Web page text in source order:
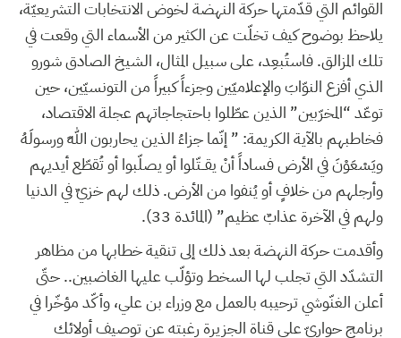
القوائم التي قدّمتها حركة النهضة لخوض الانتخابات التشريعيّة،
يلاحظ بوضوح كيف تخلّت عن الكثير من الأسماء التي وقعت في
تلك المزالق. فاستُبعِد، على سبيل المثال، الشيخ الصادق شورو
الذي أفزع النوّابَ والإعلاميّين وجزءاً كبيراً من التونسيّين، حين
توعّد “المخرّبين” الذين عطّلوا باحتجاجاتهم عجلة الاقتصاد،
فخاطبهم بالآية الكريمة: ” إنّما جزاءُ الذين يحاربون اللهَ ورسولَهُ
ويَسْعَوْنَ في الأرض فساداً أنْ يقــتّلوا أو يصلّبوا أو تُقطّع أيديهم
وأرجلهم من خلافٍ أو يُنفوا من الأرض. ذلك لهم خزيٌ في الدنيا
ولهم في الآخرة عذابٌ عظيم” (المائدة 33).
وأقدمت حركة النهضة بعد ذلك إلى تنقية خطابها من مظاهر
التشدّد التي تجلب لها السخط وتؤلّب عليها الغاضبين.. حتّى
أعلن الغنّوشي ترحيبه بالعمل مع وزراء بن علي، وأكّد مؤخّرا في
برنامج حواريّ على قناة الجزيرة رغبته عن توصيف أولائك